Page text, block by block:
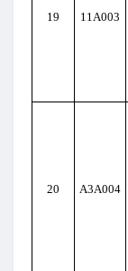
19 11A003
20 A3A004